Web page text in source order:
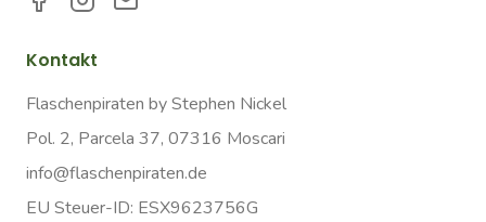
Kontakt
Flaschenpiraten by Stephen Nickel
Pol. 2, Parcela 37, 07316 Moscari
info@flaschenpiraten.de
EU Steuer-ID: ESX9623756G